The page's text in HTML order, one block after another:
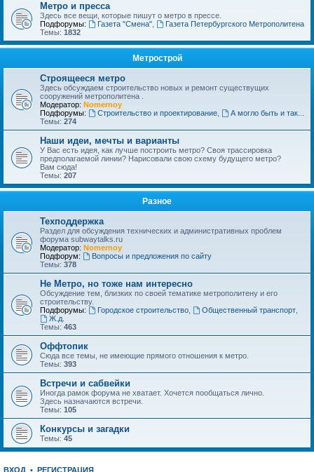
Метро и пресса
Здесь все вещи, которые пишут о метро в прессе.
Подфорумы:
Газета "Смена",
Газета Петербургского Метрополитена
Темы: 1832
Метрострой
Строящееся метро
Здесь обсуждаем строительство новых и ремонт существущих
сооружений метрополитена .
Модератор: Nomernoy
Подфорумы:
Строительство и проектирование,
А могло быть и так...
Темы: 274
Наши идеи, мечты и варианты
У Вас есть идея, как лучше построить метро? Своя трассировка
предполагаемой линии? Нарисовали свою схему будущего метро?
Вам сюда!
Темы: 207
Разное
Техподдержка
Раздел для обсуждения технических и административных проблем
форума subwaytalks.ru
Модератор: Nomernoy
Подфорум:
Вопросы и предложения по сайту
Темы: 378
Не Метро, но тоже нам интересно
Обсуждение тем, близких по своей тематике метрополитену и его
строительству.
Подфорумы:
Городское строительство, Общественный транспорт,
Ж.д.
Темы: 463
Оффтопик
Сюда все темы, не имеющие прямого отношения к метро.
Темы: 393
Встречи и сабвейки
Иногда рамок форума не хватает. Хочется пообщаться лично.
Здесь назначаются встречи.
Темы: 105
Конкурсы и загадки
Темы: 45
ВХОД • РЕГИСТРАЦИЯ